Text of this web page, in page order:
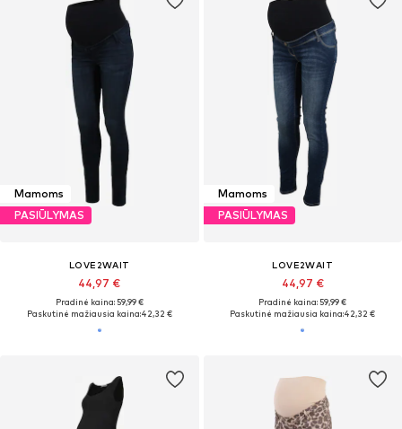
Mamoms
PASIŪLYMAS
LOVE2WAIT
44,97 €
Pradinė kaina: 59,99 €
Paskutinė mažiausia kaina:42,32 €
Mamoms
PASIŪLYMAS
LOVE2WAIT
44,97 €
Pradinė kaina: 59,99 €
Paskutinė mažiausia kaina:42,32 €